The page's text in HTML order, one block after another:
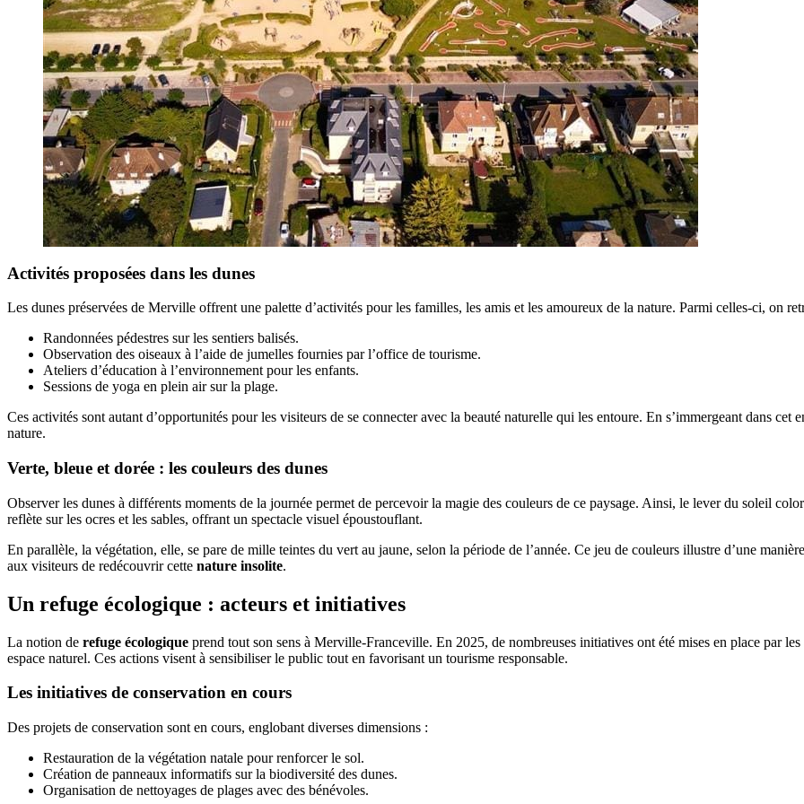
Activités proposées dans les dunes
Les dunes préservées de Merville offrent une palette d’activités pour les familles, les amis et les amoureux de la nature. Parmi celles-ci, on
Randonnées pédestres sur les sentiers balisés.
Observation des oiseaux à l’aide de jumelles fournies par l’office de tourisme.
Ateliers d’éducation à l’environnement pour les enfants.
Sessions de yoga en plein air sur la plage.
Ces activités sont autant d’opportunités pour les visiteurs de se connecter avec la beauté naturelle qui les entoure. En s’immergeant dans
nature.
Verte, bleue et dorée : les couleurs des dunes
Observer les dunes à différents moments de la journée permet de percevoir la magie des couleurs de ce paysage. Ainsi, le lever du soleil
reflète sur les ocres et les sables, offrant un spectacle visuel époustouflant.
En parallèle, la végétation, elle, se pare de mille teintes du vert au jaune, selon la période de l’année. Ce jeu de couleurs illustre d’une
aux visiteurs de redécouvrir cette nature insolite.
Un refuge écologique : acteurs et initiatives
La notion de refuge écologique prend tout son sens à Merville-Franceville. En 2025, de nombreuses initiatives ont été mises en place par
espace naturel. Ces actions visent à sensibiliser le public tout en favorisant un tourisme responsable.
Les initiatives de conservation en cours
Des projets de conservation sont en cours, englobant diverses dimensions :
Restauration de la végétation natale pour renforcer le sol.
Création de panneaux informatifs sur la biodiversité des dunes.
Organisation de nettoyages de plages avec des bénévoles.